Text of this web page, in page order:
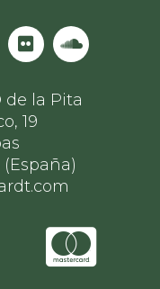
de la Pita
19